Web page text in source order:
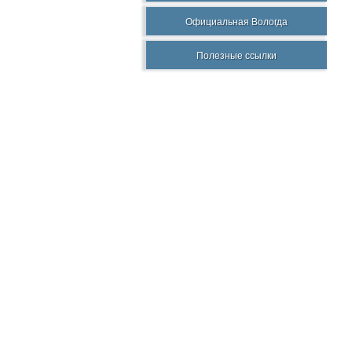
Официальная Вологда
Полезные ссылки